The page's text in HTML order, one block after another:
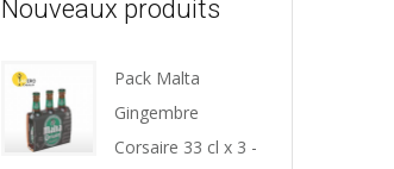
Nouveaux produits
Pack Malta
Gingembre
Corsaire 33 cl x 3 -